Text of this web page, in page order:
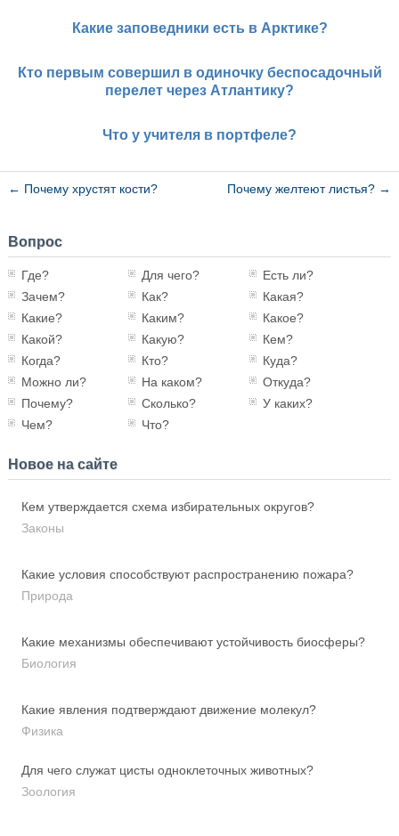
Какие заповедники есть в Арктике?
Кто первым совершил в одиночку беспосадочный
перелет через Атлантику?
Что у учителя в портфеле?
← Почему хрустят кости? Почему желтеют листья? →
Вопрос
Где? Для чего?
Есть ли?
Зачем?
Как?
Какая?
Какие?
Каким?
Какое?
Какой?
Какую?
Кем?
Когда?
Кто?
Куда?
Можно ли?
На каком?
Откуда?
Почему?
Сколько?
У каких?
Чем?
Что?
Новое на сайте
Кем утверждается схема избирательных округов?
Законы
Какие условия способствуют распространению пожара?
Природа
Какие механизмы обеспечивают устойчивость биосферы?
Биология
Какие явления подтверждают движение молекул?
Физика
Для чего служат цисты одноклеточных животных?
Зоология